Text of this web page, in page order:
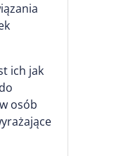
ich jak
osób